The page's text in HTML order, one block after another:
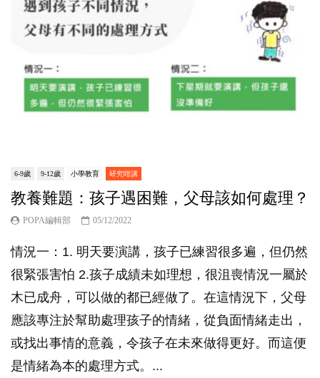
6-9歲 9-12歲 小學教育 研究咁講
教養難題：孩子遇困難，父母該如何處理？
POPA編輯部 05/12/2022
情況一：1. 明天要演講，孩子已練習很多遍，但仍然
很緊張害怕 2.孩子成績未如理想，很沮喪情況一屬於
木已成舟，可以做的都已經做了。在這情況下，父母
應該專注於幫助處理孩子的情緒，從負面情緒走出，
或找出事情的意義，令孩子在未來做得更好。而這便
是情緒為本的處理方式。...